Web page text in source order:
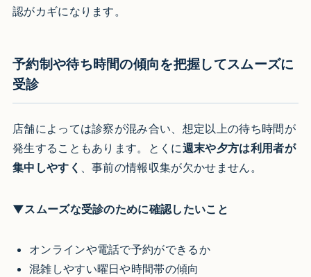
認がカギになります。
予約制や待ち時間の傾向を把握してスムーズに
受診
店舗によっては診察が混み合い、想定以上の待ち時間が
発生することもあります。とくに週末や夕方は利用者が
集中しやすく 、事前の情報収集が欠かせません。
▼スムーズな受診のために確認したいこと
オンラインや電話で予約ができるか
混雑しやすい曜日や時間帯の傾向